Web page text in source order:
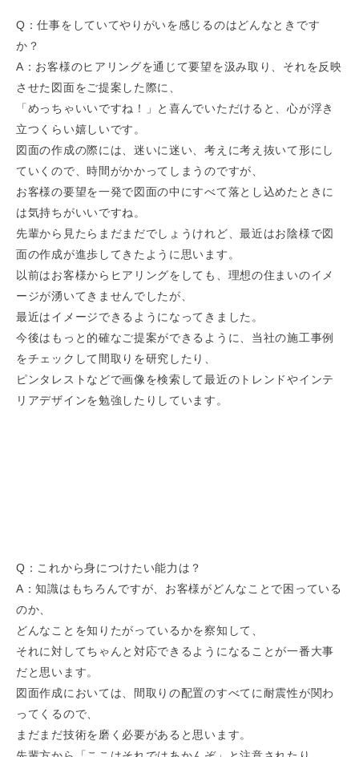
Q：仕事をしていてやりがいを感じるのはどんなときです
か？
A：お客様のヒアリングを通じて要望を汲み取り、それを反映
させた図面をご提案した際に、
「めっちゃいいですね！」と喜んでいただけると、心が浮き
立つくらい嬉しいです。
図面の作成の際には、迷いに迷い、考えに考え抜いて形にし
ていくので、時間がかかってしまうのですが、
お客様の要望を一発で図面の中にすべて落とし込めたときに
は気持ちがいいですね。
先輩から見たらまだまだでしょうけれど、最近はお陰様で図
面の作成が進歩してきたように思います。
以前はお客様からヒアリングをしても、理想の住まいのイメ
ージが湧いてきませんでしたが、
最近はイメージできるようになってきました。
今後はもっと的確なご提案ができるように、当社の施工事例
をチェックして間取りを研究したり、
ピンタレストなどで画像を検索して最近のトレンドやインテ
リアデザインを勉強したりしています。
Q：これから身につけたい能力は？
A：知識はもちろんですが、お客様がどんなことで困っている
のか、
どんなことを知りたがっているかを察知して、
それに対してちゃんと対応できるようになることが一番大事
だと思います。
図面作成においては、間取りの配置のすべてに耐震性が関わ
ってくるので、
まだまだ技術を磨く必要があると思います。